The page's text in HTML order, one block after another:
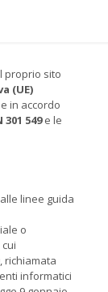
proprio sito
(UE)
in accordo
301 549e le
linee guida
o
richiamata
informatici